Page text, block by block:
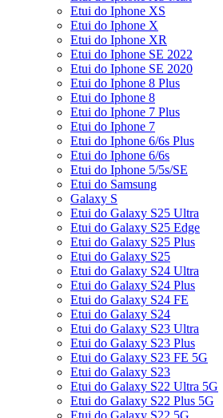
Etui do Iphone XS
Etui do Iphone X
Etui do Iphone XR
Etui do Iphone SE 2022
Etui do Iphone SE 2020
Etui do Iphone 8 Plus
Etui do Iphone 8
Etui do Iphone 7 Plus
Etui do Iphone 7
Etui do Iphone 6/6s Plus
Etui do Iphone 6/6s
Etui do Iphone 5/5s/SE
Etui do Samsung
Galaxy S
Etui do Galaxy S25 Ultra
Etui do Galaxy S25 Edge
Etui do Galaxy S25 Plus
Etui do Galaxy S25
Etui do Galaxy S24 Ultra
Etui do Galaxy S24 Plus
Etui do Galaxy S24 FE
Etui do Galaxy S24
Etui do Galaxy S23 Ultra
Etui do Galaxy S23 Plus
Etui do Galaxy S23 FE 5G
Etui do Galaxy S23
Etui do Galaxy S22 Ultra 5G
Etui do Galaxy S22 Plus 5G
Etui do Galaxy S22 5G